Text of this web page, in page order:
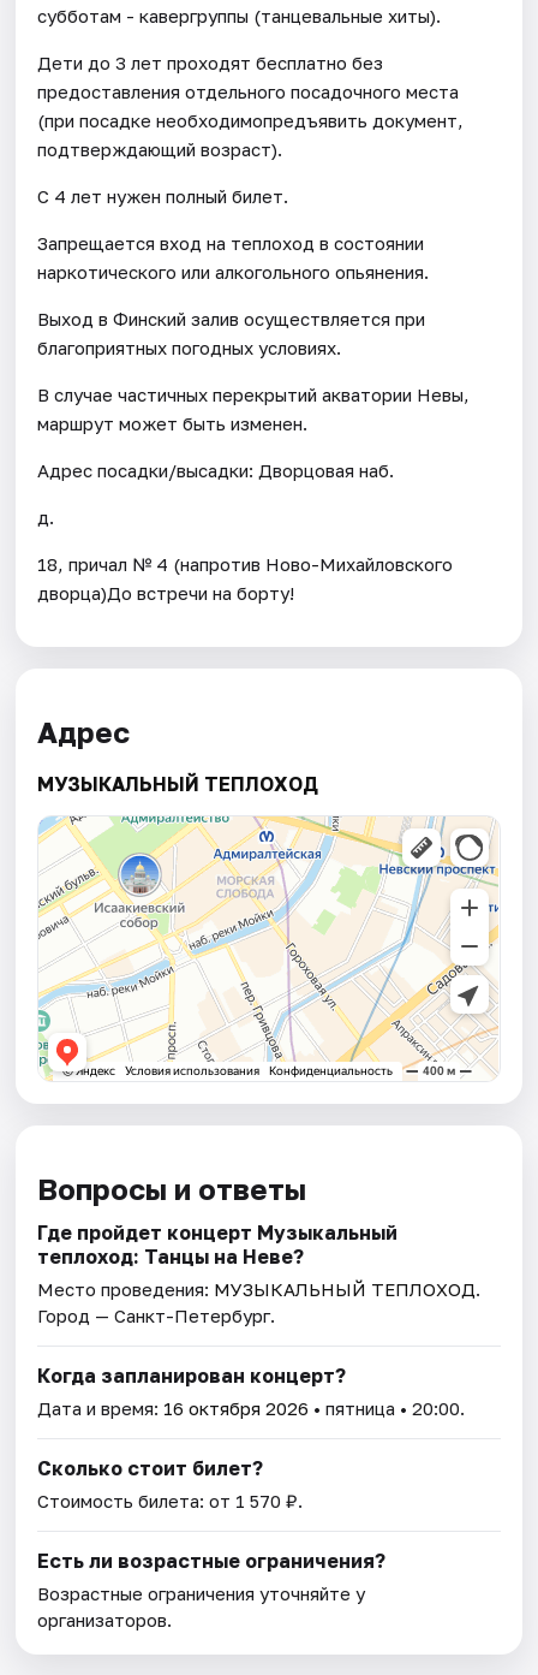
субботам - кавергруппы (танцевальные хиты).
Дети до 3 лет проходят бесплатно без
предоставления отдельного посадочного места
(при посадке необходимопредъявить документ,
подтверждающий возраст).
С 4 лет нужен полный билет.
Запрещается вход на теплоход в состоянии
наркотического или алкогольного опьянения.
Выход в Финский залив осуществляется при
благоприятных погодных условиях.
В случае частичных перекрытий акватории Невы,
маршрут может быть изменен.
Адрес посадки/высадки: Дворцовая наб.
д.
18, причал № 4 (напротив Ново-Михайловского
дворца)До встречи на борту!
Адрес
МУЗЫКАЛЬНЫЙ ТЕПЛОХОД
Вопросы и ответы
Где пройдет концерт Музыкальный
теплоход: Танцы на Неве?
Место проведения: МУЗЫКАЛЬНЫЙ ТЕПЛОХОД.
Город — Санкт-Петербург.
Когда запланирован концерт?
Дата и время: 16 октября 2026 • пятница • 20:00.
Сколько стоит билет?
Стоимость билета: от 1 570 ₽.
Есть ли возрастные ограничения?
Возрастные ограничения уточняйте у
организаторов.